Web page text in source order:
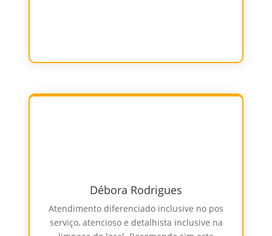
Débora Rodrigues
Atendimento diferenciado inclusive no pos
serviço, atencioso e detalhista inclusive na